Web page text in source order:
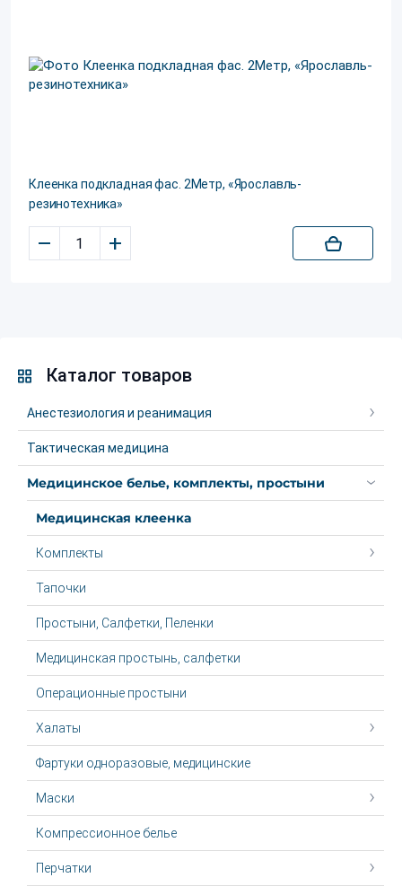
Клеенка подкладная фас. 2Метр, «Ярославль-
резинотехника»
– +
Каталог товаров
Анестезиология и реанимация
Тактическая медицина
Медицинское белье, комплекты, простыни
Медицинская клеенка
Комплекты
Тапочки
Простыни, Салфетки, Пеленки
Медицинская простынь, салфетки
Операционные простыни
Халаты
Фартуки одноразовые, медицинские
Маски
Компрессионное белье
Перчатки